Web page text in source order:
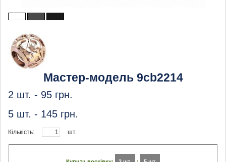
Мастер-модель 9cb2214
2 шт. - 95 грн.
5 шт. - 145 грн.
Кількість: шт.